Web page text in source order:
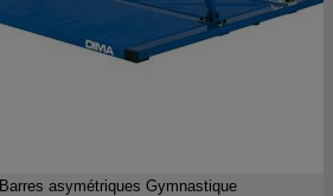
Barres asymétriques Gymnastique